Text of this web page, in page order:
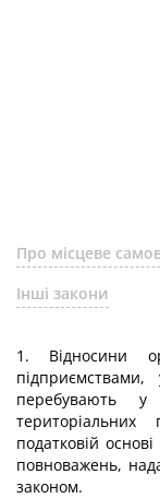
Про місцеве
Інші закони
1. Відносини
перебувають у
податковій
повноважень,
законом.